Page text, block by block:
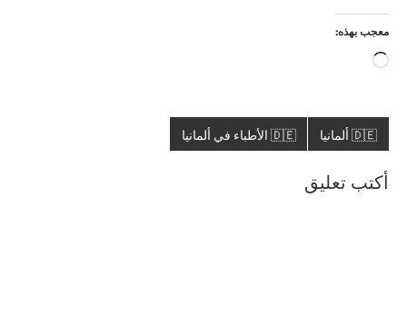
معجب بهذه:
جاري
🇩🇪 ألمانيا 🇩🇪 الأطباء في ألمانيا
أكتب تعليق